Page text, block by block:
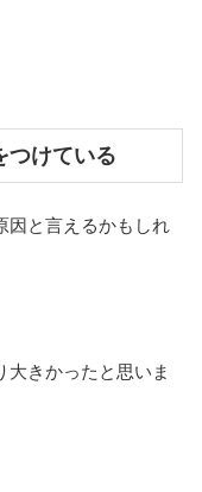
つけている
因と言えるかもしれ
大きかったと思いま